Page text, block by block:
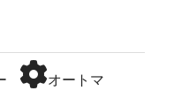
オートマ